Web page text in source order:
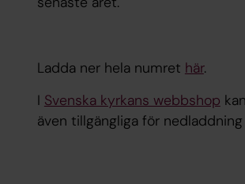
Ladda ner hela numret här.
I Svenska kyrkans webbshop
även tillgängliga för